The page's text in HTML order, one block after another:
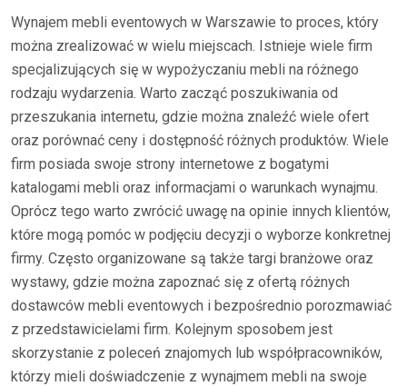
Wynajem mebli eventowych w Warszawie to proces, który
można zrealizować w wielu miejscach. Istnieje wiele firm
specjalizujących się w wypożyczaniu mebli na różnego
rodzaju wydarzenia. Warto zacząć poszukiwania od
przeszukania internetu, gdzie można znaleźć wiele ofert
oraz porównać ceny i dostępność różnych produktów. Wiele
firm posiada swoje strony internetowe z bogatymi
katalogami mebli oraz informacjami o warunkach wynajmu.
Oprócz tego warto zwrócić uwagę na opinie innych klientów,
które mogą pomóc w podjęciu decyzji o wyborze konkretnej
firmy. Często organizowane są także targi branżowe oraz
wystawy, gdzie można zapoznać się z ofertą różnych
dostawców mebli eventowych i bezpośrednio porozmawiać
z przedstawicielami firm. Kolejnym sposobem jest
skorzystanie z poleceń znajomych lub współpracowników,
którzy mieli doświadczenie z wynajmem mebli na swoje